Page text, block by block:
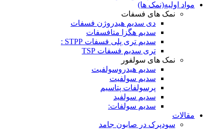
مواد اولیه(نمک ها)
نمک های فسفات
دی سدیم هیدروژن فسفات
سدیم هگزا متافسفات
سدیم تری پلی فسفات STPP :
تری سدیم فسفات TSP
نمک های سولفور
سدیم هیدروسولفیت
سدیم سولفیت
پرسولفات پتاسیم
سدیم سولفید
سدیم سولفات:
مقالات
سودپرک در صابون جامد